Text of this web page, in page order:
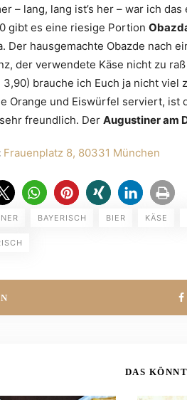
– lang, lang ist’s her – war ich das
gibt es eine riesige Portion
Der hausgemachte Obazde nach
der verwendete Käse nicht zu
3,90) brauche ich Euch ja nicht viel
Orange und Eiswürfel serviert,
freundlich. Der Augustiner am
Frauenplatz 8, 80331 München
BAYERISCH BIER KÄSE
DAS